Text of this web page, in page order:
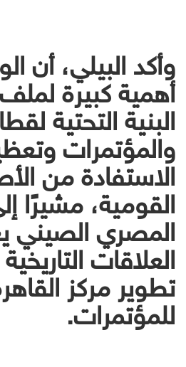
وأكد البيلي، أن
أهمية كبيرة
البنية التحتية
والمؤتمرات
الاستفادة من
القومية، مشيرًا
المصري
العلاقات
تطوير مركز
للمؤتمرات.